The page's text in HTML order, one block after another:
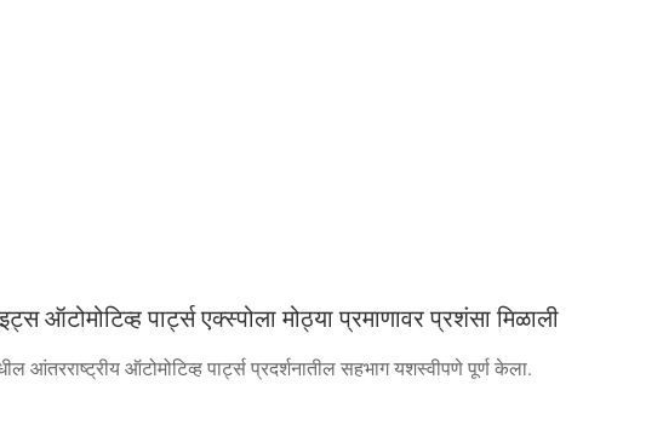
पार्ट्स एक्स्पोला मोठ्या प्रमाणावर प्रशंसा मिळाली
आंतरराष्ट्रीय ऑटोमोटिव्ह पार्ट्स प्रदर्शनातील सहभाग यशस्वीपणे पूर्ण केला.